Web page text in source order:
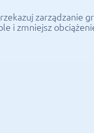
zarządzanie
i zmniejsz